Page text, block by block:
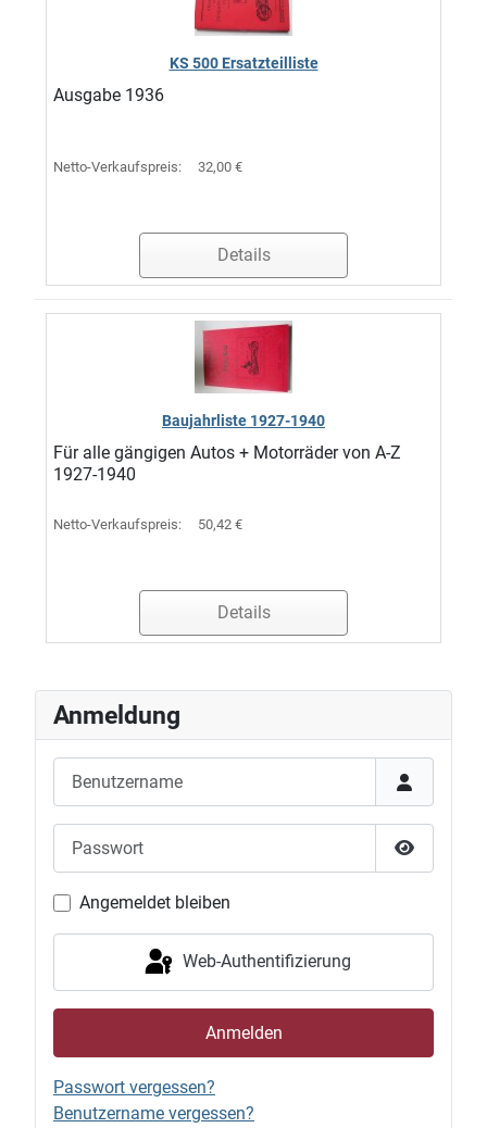
KS 500 Ersatzteilliste
Ausgabe 1936
Netto-Verkaufspreis: 32,00 €
Details
Baujahrliste 1927-1940
Für alle gängigen Autos + Motorräder von A-Z
1927-1940
Netto-Verkaufspreis: 50,42 €
Details
Anmeldung
Passwort
Angemeldet bleiben
Web-Authentifizierung
Anmelden
Passwort vergessen?
Benutzername vergessen?